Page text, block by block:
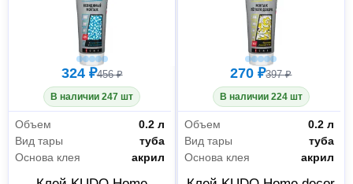
324 ₽456 ₽
В наличии 247 шт
Объем
0.2 л
Вид тары
туба
Основа клея
акрил
270 ₽397 ₽
В наличии 224 шт
Объем
0.2 л
Вид тары
туба
Основа клея
акрил